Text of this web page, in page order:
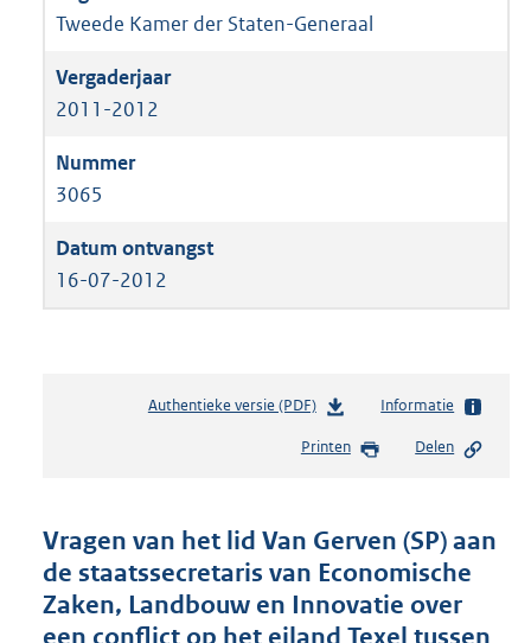
Tweede Kamer der Staten-Generaal
2011-2012
3065
16-07-2012
Authentieke versie (PDF)b
s
n
d
s
g
r
Informatie
Printen Delen
Vragen van het lid Van Gerven (SP) aan
de staatssecretaris van Economische
Zaken, Landbouw en Innovatie over